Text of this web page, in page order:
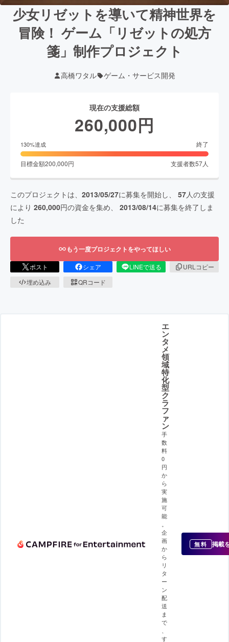
少女リゼットを導いて精神世界を
冒険！ ゲーム「リゼットの処方
箋」制作プロジェクト
高橋ワタル ゲーム・サービス開発
現在の支援総額
260,000円
130%達成 終了
目標金額200,000円 支援者数57人
このプロジェクトは、 2013/05/27に募集を開始し、 57人の支援
により 260,000円の資金を集め、 2013/08/14に募集を終了しま
した
もう一度プロジェクトをやってほしい
ポスト シェア LINEで送る
URLコピー
埋め込み
QRコード
エ
ン
タ
メ
領
域
特
化
型
ク
ラ
フ
ァ
ン
手
数
料
0
円
か
ら
実
施
可
能
。
企
画
か
ら
リ
タ
ー
ン
配
送
ま
で
、
す
無料 掲載